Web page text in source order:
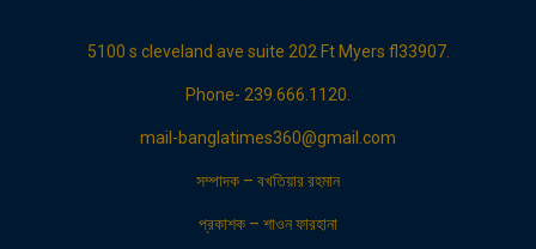
5100 s cleveland ave suite 202 Ft Myers fl33907.
Phone- 239.666.1120.
mail-banglatimes360@gmail.com
সম্পাদক – বখতিয়ার রহমান
প্রকাশক – শাওন ফারহানা